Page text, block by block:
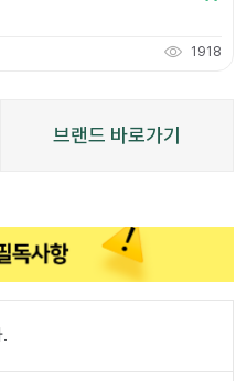
1918
브랜드 바로가기